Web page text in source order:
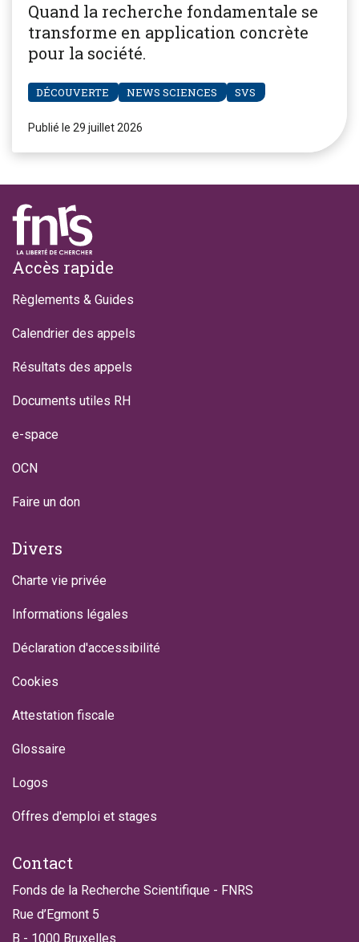
Quand la recherche fondamentale se
transforme en application concrète
pour la société.
DÉCOUVERTE NEWS SCIENCES SVS
Publié le 29 juillet 2026
Footer
Accès rapide
Règlements & Guides
Calendrier des appels
Résultats des appels
Documents utiles RH
e-space
OCN
Faire un don
Divers
Charte vie privée
Informations légales
Déclaration d'accessibilité
Cookies
Attestation fiscale
Glossaire
Logos
Offres d'emploi et stages
Contact
Fonds de la Recherche Scientifique - FNRS
Rue d’Egmont 5
B - 1000 Bruxelles